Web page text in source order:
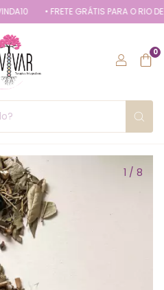
• FRETE GRÁTIS PARA O RIO DE
0
1 / 8